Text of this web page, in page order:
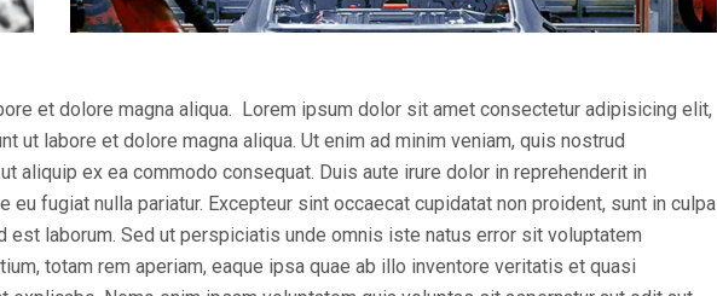
et dolore magna aliqua. Lorem ipsum dolor sit amet consectetur adipisicing elit,
ut labore et dolore magna aliqua. Ut enim ad minim veniam, quis nostrud
aliquip ex ea commodo consequat. Duis aute irure dolor in reprehenderit in
fugiat nulla pariatur. Excepteur sint occaecat cupidatat non proident, sunt in culpa
est laborum. Sed ut perspiciatis unde omnis iste natus error sit voluptatem
totam rem aperiam, eaque ipsa quae ab illo inventore veritatis et quasi